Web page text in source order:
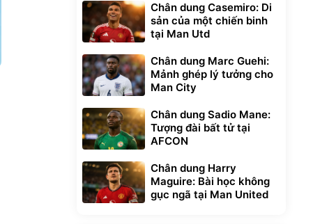
Chân dung Casemiro: Di
sản của một chiến binh
tại Man Utd
Chân dung Marc Guehi:
Mảnh ghép lý tưởng cho
Man City
Chân dung Sadio Mane:
Tượng đài bất tử tại
AFCON
Chân dung Harry
Maguire: Bài học không
gục ngã tại Man United